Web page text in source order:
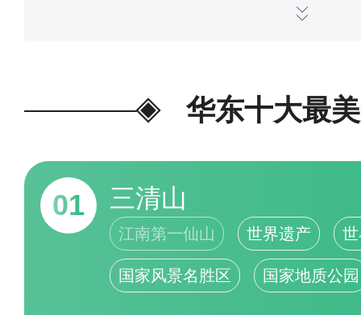
觉上带来的整体美感，经过对
考互联网相关排行榜/榜单进
问，欢迎在末尾评论/批评指
据截止至2023年5月5日）为我
华东十大最
01 三清山
江南第一仙山 世界遗产
国家风景名胜区 国家地质公园